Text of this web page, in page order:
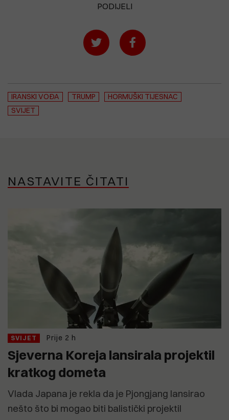
PODIJELI
IRANSKI VOĐA TRUMP
HORMUŠKI TIJESNAC
SVIJET
NASTAVITE ČITATI
SVIJET Prije 2 h
Sjeverna Koreja lansirala projektil
kratkog dometa
Vlada Japana je rekla da je Pjongjang lansirao
nešto što bi mogao biti balistički projektil